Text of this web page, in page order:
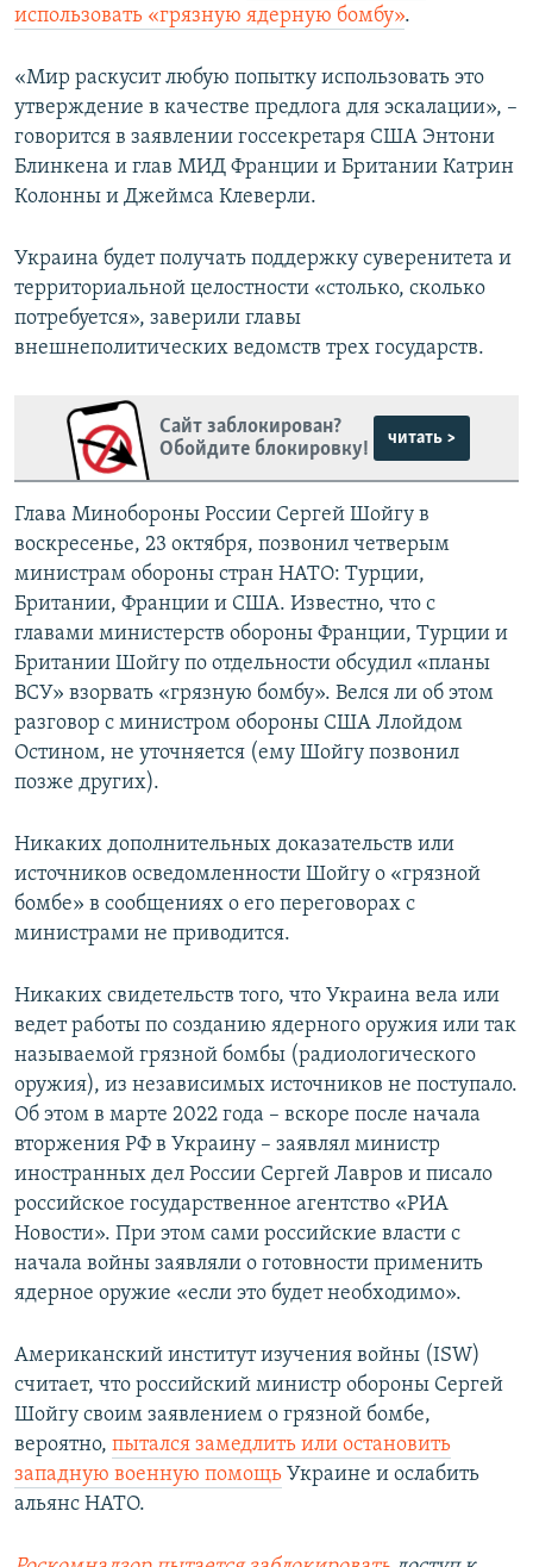
использовать «грязную ядерную бомбу».
«Мир раскусит любую попытку использовать это
утверждение в качестве предлога для эскалации», –
говорится в заявлении госсекретаря США Энтони
Блинкена и глав МИД Франции и Британии Катрин
Колонны и Джеймса Клеверли.
Украина будет получать поддержку суверенитета и
территориальной целостности «столько, сколько
потребуется», заверили главы
внешнеполитических ведомств трех государств.
Сайт заблокирован?
Обойдите блокировку!
читать >
Глава Минобороны России Сергей Шойгу в
воскресенье, 23 октября, позвонил четверым
министрам обороны стран НАТО: Турции,
Британии, Франции и США. Известно, что с
главами министерств обороны Франции, Турции и
Британии Шойгу по отдельности обсудил «планы
ВСУ» взорвать «грязную бомбу». Велся ли об этом
разговор с министром обороны США Ллойдом
Остином, не уточняется (ему Шойгу позвонил
позже других).
Никаких дополнительных доказательств или
источников осведомленности Шойгу о «грязной
бомбе» в сообщениях о его переговорах с
министрами не приводится.
Никаких свидетельств того, что Украина вела или
ведет работы по созданию ядерного оружия или так
называемой грязной бомбы (радиологического
оружия), из независимых источников не поступало.
Об этом в марте 2022 года – вскоре после начала
вторжения РФ в Украину – заявлял министр
иностранных дел России Сергей Лавров и писало
российское государственное агентство «РИА
Новости». При этом сами российские власти с
начала войны заявляли о готовности применить
ядерное оружие «если это будет необходимо».
Американский институт изучения войны (ISW)
считает, что российский министр обороны Сергей
Шойгу своим заявлением о грязной бомбе,
вероятно, пытался замедлить или остановить
западную военную помощь Украине и ослабить
альянс НАТО.